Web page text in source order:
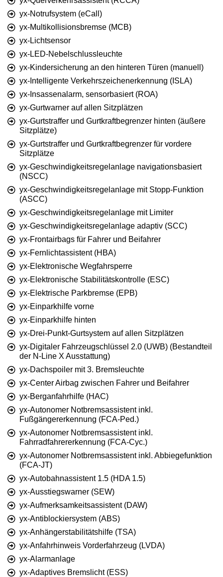
yx-Notrufsystem (eCall)
yx-Multikollisionsbremse (MCB)
yx-Lichtsensor
yx-LED-Nebelschlussleuchte
yx-Kindersicherung an den hinteren Türen (manuell)
yx-Intelligente Verkehrszeichenerkennung (ISLA)
yx-Insassenalarm, sensorbasiert (ROA)
yx-Gurtwarner auf allen Sitzplätzen
yx-Gurtstraffer und Gurtkraftbegrenzer hinten (äußere
Sitzplätze)
yx-Gurtstraffer und Gurtkraftbegrenzer für vordere
Sitzplätze
yx-Geschwindigkeitsregelanlage navigationsbasiert
(NSCC)
yx-Geschwindigkeitsregelanlage mit Stopp-Funktion
(ASCC)
yx-Geschwindigkeitsregelanlage mit Limiter
yx-Geschwindigkeitsregelanlage adaptiv (SCC)
yx-Frontairbags für Fahrer und Beifahrer
yx-Fernlichtassistent (HBA)
yx-Elektronische Wegfahrsperre
yx-Elektronische Stabilitätskontrolle (ESC)
yx-Elektrische Parkbremse (EPB)
yx-Einparkhilfe vorne
yx-Einparkhilfe hinten
yx-Drei-Punkt-Gurtsystem auf allen Sitzplätzen
yx-Digitaler Fahrzeugschlüssel 2.0 (UWB) (Bestandteil
der N-Line X Ausstattung)
yx-Dachspoiler mit 3. Bremsleuchte
yx-Center Airbag zwischen Fahrer und Beifahrer
yx-Berganfahrhilfe (HAC)
yx-Autonomer Notbremsassistent inkl.
Fußgängererkennung (FCA-Ped.)
yx-Autonomer Notbremsassistent inkl.
Fahrradfahrererkennung (FCA-Cyc.)
yx-Autonomer Notbremsassistent inkl. Abbiegefunktion
(FCA-JT)
yx-Autobahnassistent 1.5 (HDA 1.5)
yx-Ausstiegswarner (SEW)
yx-Aufmerksamkeitsassistent (DAW)
yx-Antiblockiersystem (ABS)
yx-Anhängerstabilitätshilfe (TSA)
yx-Anfahrhinweis Vorderfahrzeug (LVDA)
yx-Alarmanlage
yx-Adaptives Bremslicht (ESS)